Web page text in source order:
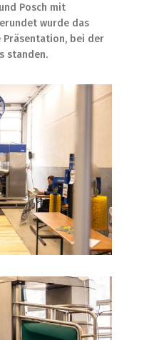
Posch mit
wurde das
Präsentation, bei der
standen.